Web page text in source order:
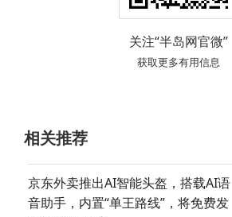
关注“半岛网官微”
获取更多有用信息
相关推荐
京东外卖推出AI智能头盔，搭载AI语
音助手，内置“单王路线”，将免费发